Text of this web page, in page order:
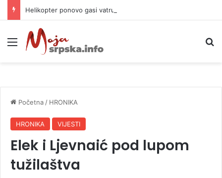
Helikopter ponovo gasi vatru u selima kod Trebinja
Meni
Početna / HRONIKA
HRONIKA VIJESTI
Elek i Ljevnaić pod lupom
tužilaštva